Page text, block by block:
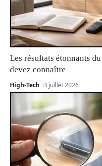
Les résultats étonnants
devez connaître
High-Tech 3 juillet 2026